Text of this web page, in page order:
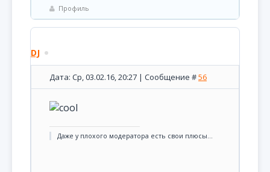
Профиль
DJ
Дата: Ср, 03.02.16, 20:27 | Сообщение #56
Даже у плохого модератора есть свои плюсы...